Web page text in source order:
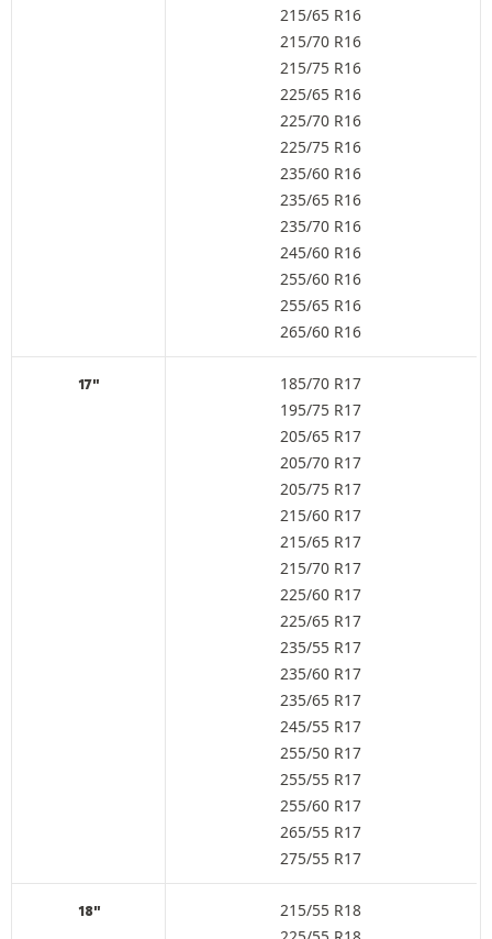
215/65 R16
215/70 R16
215/75 R16
225/65 R16
225/70 R16
225/75 R16
235/60 R16
235/65 R16
235/70 R16
245/60 R16
255/60 R16
255/65 R16
265/60 R16
17"
185/70 R17
195/75 R17
205/65 R17
205/70 R17
205/75 R17
215/60 R17
215/65 R17
215/70 R17
225/60 R17
225/65 R17
235/55 R17
235/60 R17
235/65 R17
245/55 R17
255/50 R17
255/55 R17
255/60 R17
265/55 R17
275/55 R17
18"
215/55 R18